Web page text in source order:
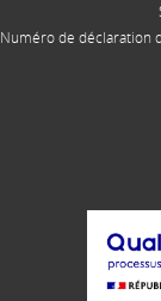
Numéro de déclaration